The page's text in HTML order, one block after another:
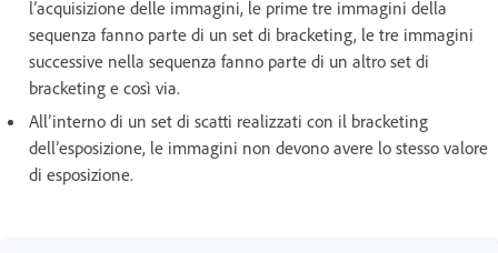
l’acquisizione delle immagini, le prime tre immagini della
sequenza fanno parte di un set di bracketing, le tre immagini
successive nella sequenza fanno parte di un altro set di
bracketing e così via.
All’interno di un set di scatti realizzati con il bracketing
dell’esposizione, le immagini non devono avere lo stesso valore
di esposizione.